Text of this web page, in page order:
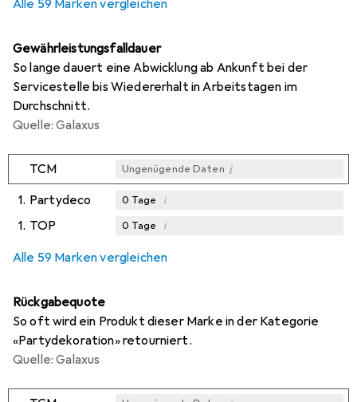
Alle 59 Marken vergleichen
Gewährleistungsfalldauer
So lange dauert eine Abwicklung ab Ankunft bei der
Servicestelle bis Wiedererhalt in Arbeitstagen im
Durchschnitt.
Quelle: Galaxus
TCM Ungenügende Daten i
1. Partydeco 0 Tage i
1. TOP 0 Tage i
Alle 59 Marken vergleichen
Rückgabequote
So oft wird ein Produkt dieser Marke in der Kategorie
«Partydekoration» retourniert.
Quelle: Galaxus